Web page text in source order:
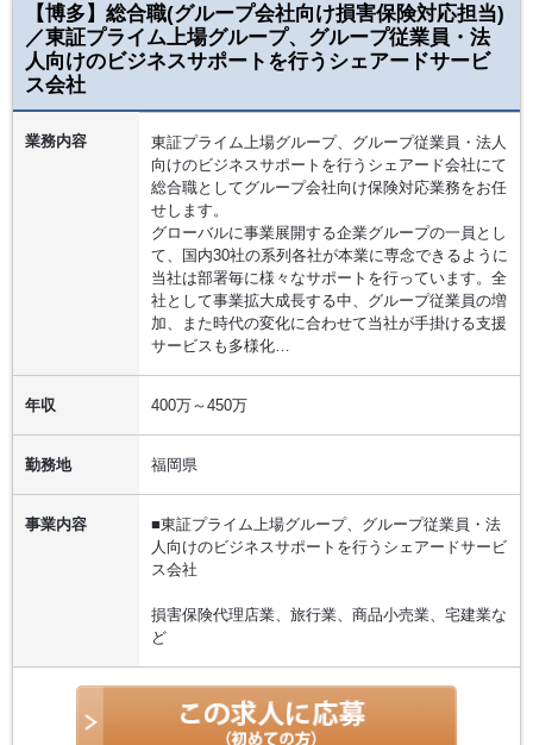
【博多】総合職(グループ会社向け損害保険対応担当)
／東証プライム上場グループ、グループ従業員・法
人向けのビジネスサポートを行うシェアードサービ
ス会社
業務内容
東証プライム上場グループ、グループ従業員・法人
向けのビジネスサポートを行うシェアード会社にて
総合職としてグループ会社向け保険対応業務をお任
せします。
グローバルに事業展開する企業グループの一員とし
て、国内30社の系列各社が本業に専念できるように
当社は部署毎に様々なサポートを行っています。全
社として事業拡大成長する中、グループ従業員の増
加、また時代の変化に合わせて当社が手掛ける支援
サービスも多様化…
年収 400万～450万
勤務地 福岡県
事業内容
■東証プライム上場グループ、グループ従業員・法
人向けのビジネスサポートを行うシェアードサービ
ス会社
損害保険代理店業、旅行業、商品小売業、宅建業な
ど